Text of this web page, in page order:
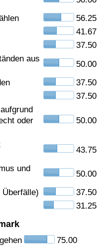
56.25
41.67
37.50
aus
50.00
37.50
37.50
oder
50.00
43.75
und
50.00
37.50
31.25
75.00
Land
Land